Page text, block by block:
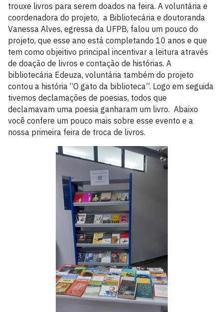
trouxe livros para serem doados na feira. A voluntária e
coordenadora do projeto, a Bibliotecária e doutoranda
Vanessa Alves, egressa da UFPB, falou um pouco do
projeto, que esse ano está completando 10 anos e que
tem como objeitivo principal incentivar a leitura através
de doação de livros e contação de histórias. A
bibliotecária Edeuza, voluntária também do projeto
contou a história “O gato da biblioteca”. Logo em seguida
tivemos declamações de poesias, todos que
declamavam uma poesia ganharam um livro. Abaixo
você confere um pouco mais sobre esse evento e a
nossa primeira feira de troca de livros.